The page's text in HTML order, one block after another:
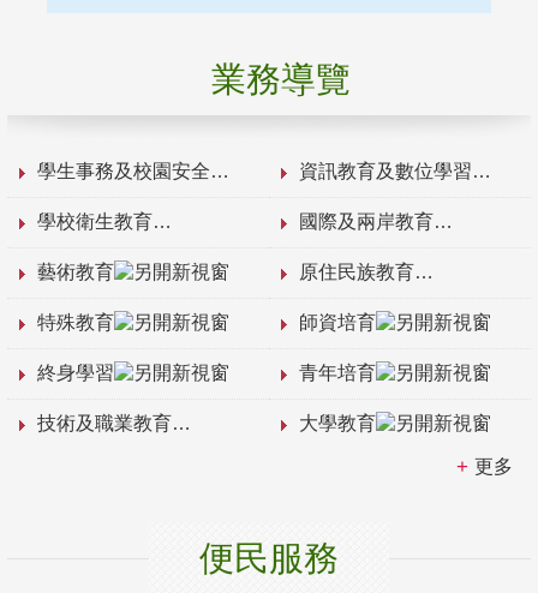
業務導覽
學生事務及校園安全 資訊教育及數位學習
學校衛生教育 國際及兩岸教育
藝術教育 原住民族教育
特殊教育 師資培育
終身學習 青年培育
技術及職業教育 大學教育
更多
便民服務